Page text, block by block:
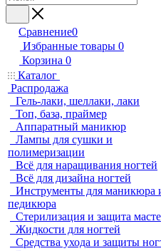
Сравнение0
Избранные товары 0
Корзина 0
Каталог
Распродажа
Гель-лаки, шеллаки, лаки
Топ, база, праймер
Аппаратный маникюр
Лампы для сушки и
полимеризации
Всё для наращивания ногтей
Всё для дизайна ногтей
Инструменты для маникюра
педикюра
Стерилизация и защита
Жидкости для ногтей
Средства ухода и защиты